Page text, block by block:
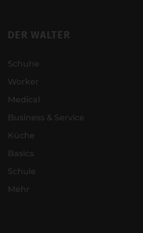
DER WALTER
Schuhe
Worker
Medical
Business & Service
Küche
Basics
Schule
Mehr